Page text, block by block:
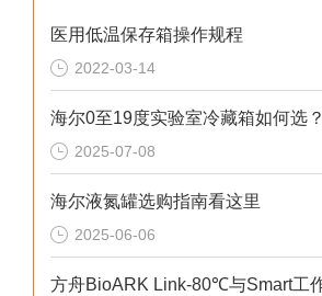
医用低温保存箱操作规程
2022-03-14
海尔0至19度实验室冷藏箱如何选？
2025-07-08
海尔液氮罐选购指南看这里
2025-06-06